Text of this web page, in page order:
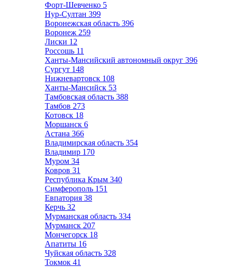
Форт-Шевченко 5
Нур-Султан 399
Воронежская область 396
Воронеж 259
Лиски 12
Россошь 11
Ханты-Мансийский автономный округ 396
Сургут 148
Нижневартовск 108
Ханты-Мансийск 53
Тамбовская область 388
Тамбов 273
Котовск 18
Моршанск 6
Астана 366
Владимирская область 354
Владимир 170
Муром 34
Ковров 31
Республика Крым 340
Симферополь 151
Евпатория 38
Керчь 32
Мурманская область 334
Мурманск 207
Мончегорск 18
Апатиты 16
Чуйская область 328
Токмок 41